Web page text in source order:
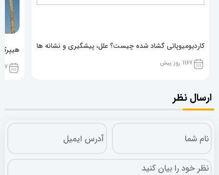
کاردیومیوپاتی گشاد شده چیست؟ علل، پیشگیری و نشانه ها
1167 روز پیش 1167
ارسال نظر